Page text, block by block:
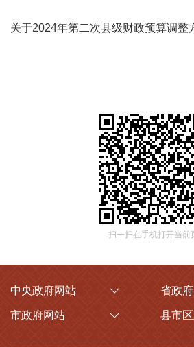
关于2024年第二次县级财政预算调整
扫一扫在手机打开当前
中央政府网站 省政
市政府网站 县市